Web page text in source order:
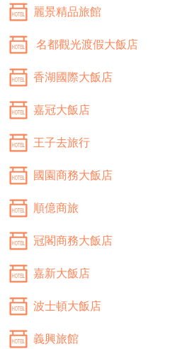
麗景精品旅館
名都觀光渡假大飯店
香湖國際大飯店
嘉冠大飯店
王子去旅行
國園商務大飯店
順億商旅
冠閣商務大飯店
嘉新大飯店
波士頓大飯店
義興旅館